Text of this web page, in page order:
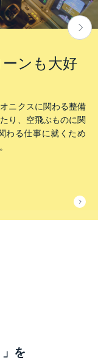
ーンも大好
ニクスに関わる整備
り、空飛ぶものに関
わる仕事に就くため
を